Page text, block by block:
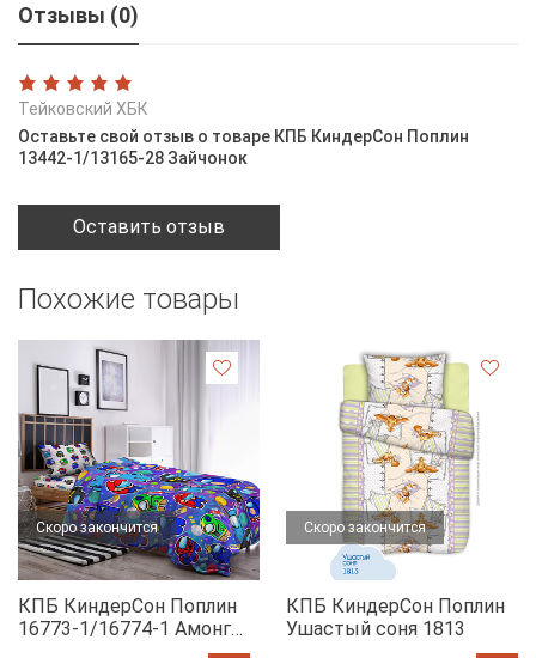
Отзывы (0)
Тейковский ХБК
Оставьте свой отзыв о товаре КПБ КиндерСон Поплин
13442-1/13165-28 Зайчонок
Оставить отзыв
Похожие товары
Скоро закончится
КПБ КиндерСон Поплин
16773-1/16774-1 Амонг
Скоро закончится
КПБ КиндерСон Поплин
Ушастый соня 1813